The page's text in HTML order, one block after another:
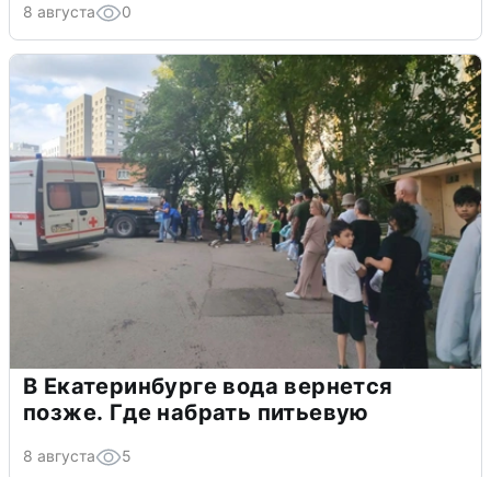
8 августа 0
В Екатеринбурге вода вернется
позже. Где набрать питьевую
8 августа 5